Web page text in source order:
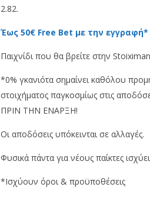
2.82.
Έως 50€ Free Bet με την
Παιχνίδι που θα βρείτε στην
*0% γκανιότα σημαίνει καθόλου
στοιχήματος παγκοσμίως στις
ΠΡΙΝ ΤΗΝ ΕΝΑΡΞΗ!
Οι αποδόσεις υπόκεινται σε αλλαγές.
Φυσικά πάντα για νέους παίκτες
*Ισχύουν όροι & προϋποθέσεις